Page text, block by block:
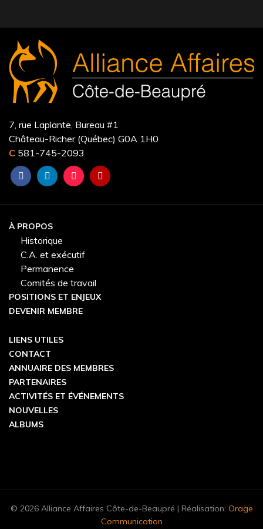
7, rue Laplante, Bureau #1
Château-Richer (Québec) G0A 1H0
C 581-745-2093
À PROPOS
Historique
C.A. et exécutif
Permanence
Comités de travail
POSITIONS ET ENJEUX
DEVENIR MEMBRE
LIENS UTILES
CONTACT
ANNUAIRE DES MEMBRES
PARTENAIRES
ACTIVITÉS ET ÉVÉNEMENTS
NOUVELLES
ALBUMS
© 2026 Alliance Affaires Côte-de-Beaupré | Réalisation: Orage
Communication